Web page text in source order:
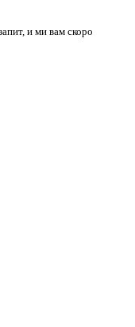
и ми вам скоро